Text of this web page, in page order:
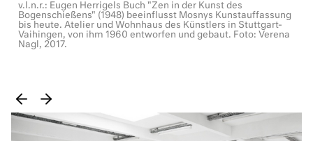
v.l.n.r.: Eugen Herrigels Buch "Zen in der Kunst des
Bogenschießens" (1948) beeinflusst Mosnys Kunstauffassung
bis heute. Atelier und Wohnhaus des Künstlers in Stuttgart-
Vaihingen, von ihm 1960 entworfen und gebaut. Foto: Verena
Nagl, 2017.